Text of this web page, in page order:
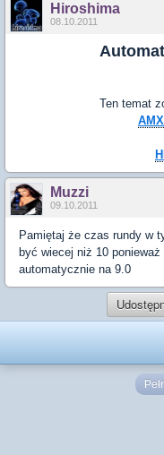
Hiroshima
08.10.2011
Ten temat
AMX
Muzzi
09.10.2011
Pamiętaj że czas rundy w
być wiecej niż 10
automatycznie na 9.0